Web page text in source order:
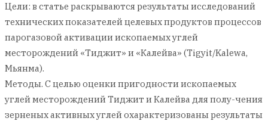
Цели: в статье раскрываются результаты исследований
технических показателей целевых продуктов процессов
парогазовой активации ископаемых углей
месторождений «Тиджит» и «Калейва» (Tigyit/Kalewa,
Мьянма).
Методы. С целью оценки пригодности ископаемых
углей месторождений Тиджит и Калейва для полу-чения
зерненых активных углей охарактеризованы результаты